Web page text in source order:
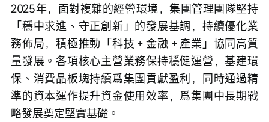
2025年，面對複雜的經營環境，集團管理團隊堅持
「穩中求進、守正創新」的發展基調，持續優化業
務佈局，積極推動「科技＋金融＋產業」協同高質
量發展。各項核心主營業務保持穩健運營，基建環
保、消費品板塊持續爲集團貢獻盈利，同時通過精
準的資本運作提升資金使用效率，爲集團中長期戰
略發展奠定堅實基礎。